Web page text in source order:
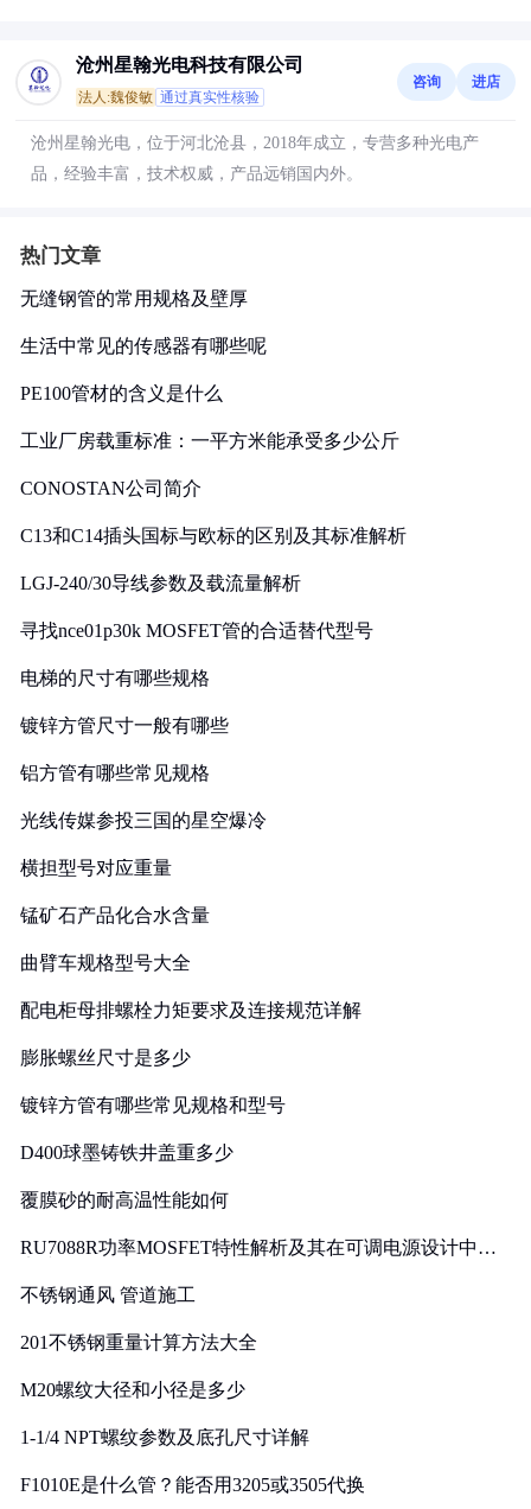
沧州星翰光电科技有限公司
法人:魏俊敏 通过真实性核验
咨询 进店
沧州星翰光电，位于河北沧县，2018年成立，专营多种光电产
品，经验丰富，技术权威，产品远销国内外。
热门文章
无缝钢管的常用规格及壁厚
生活中常见的传感器有哪些呢
PE100管材的含义是什么
工业厂房载重标准：一平方米能承受多少公斤
CONOSTAN公司简介
C13和C14插头国标与欧标的区别及其标准解析
LGJ-240/30导线参数及载流量解析
寻找nce01p30k MOSFET管的合适替代型号
电梯的尺寸有哪些规格
镀锌方管尺寸一般有哪些
铝方管有哪些常见规格
光线传媒参投三国的星空爆冷
横担型号对应重量
锰矿石产品化合水含量
曲臂车规格型号大全
配电柜母排螺栓力矩要求及连接规范详解
膨胀螺丝尺寸是多少
镀锌方管有哪些常见规格和型号
D400球墨铸铁井盖重多少
覆膜砂的耐高温性能如何
RU7088R功率MOSFET特性解析及其在可调电源设计中的
不锈钢通风 管道施工
201不锈钢重量计算方法大全
M20螺纹大径和小径是多少
1-1/4 NPT螺纹参数及底孔尺寸详解
F1010E是什么管？能否用3205或3505代换